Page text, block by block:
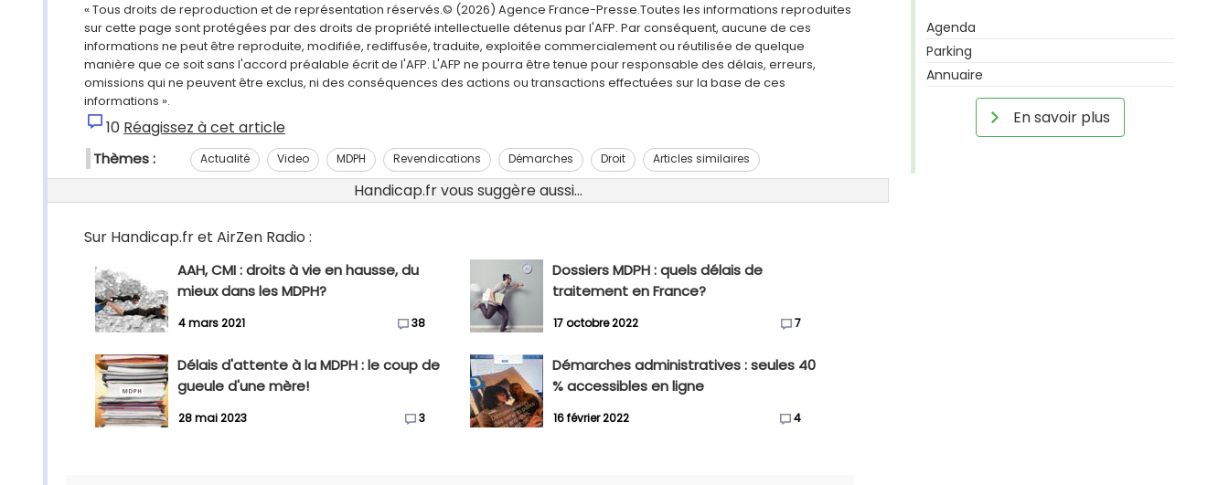
« Tous droits de reproduction et de représentation réservés.© (2026) Agence France-Presse.Toutes les informations reproduites
sur cette page sont protégées par des droits de propriété intellectuelle détenus par l'AFP. Par conséquent, aucune de ces
informations ne peut être reproduite, modifiée, rediffusée, traduite, exploitée commercialement ou réutilisée de quelque
manière que ce soit sans l'accord préalable écrit de l'AFP. L'AFP ne pourra être tenue pour responsable des délais, erreurs,
omissions qui ne peuvent être exclus, ni des conséquences des actions ou transactions effectuées sur la base de ces
informations ».
10 Réagissez à cet article
Thèmes : Actualité Video MDPH Revendications Démarches Droit Articles similaires
Handicap.fr vous suggère aussi...
Sur Handicap.fr et AirZen Radio :
AAH, CMI : droits à vie en hausse, du
mieux dans les MDPH?
4 mars 2021 38
Dossiers MDPH : quels délais de
traitement en France?
17 octobre 2022 7
Délais d'attente à la MDPH : le coup de
gueule d'une mère!
28 mai 2023 3
Démarches administratives : seules 40
% accessibles en ligne
16 février 2022 4
Agenda
Parking
Annuaire
En savoir plus